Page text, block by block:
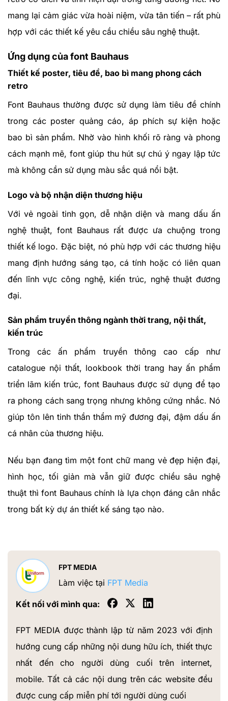
mang lại cảm giác vừa hoài niệm, vừa tân tiến – rất phù
hợp với các thiết kế yêu cầu chiều sâu nghệ thuật.
Ứng dụng của font Bauhaus
Thiết kế poster, tiêu đề, bao bì mang phong cách
retro
Font Bauhaus thường được sử dụng làm tiêu đề chính
trong các poster quảng cáo, áp phích sự kiện hoặc
bao bì sản phẩm. Nhờ vào hình khối rõ ràng và phong
cách mạnh mẽ, font giúp thu hút sự chú ý ngay lập tức
mà không cần sử dụng màu sắc quá nổi bật.
Logo và bộ nhận diện thương hiệu
Với vẻ ngoài tinh gọn, dễ nhận diện và mang dấu ấn
nghệ thuật, font Bauhaus rất được ưa chuộng trong
thiết kế logo. Đặc biệt, nó phù hợp với các thương hiệu
mang định hướng sáng tạo, cá tính hoặc có liên quan
đến lĩnh vực công nghệ, kiến trúc, nghệ thuật đương
đại.
Sản phẩm truyền thông ngành thời trang, nội thất,
kiến trúc
Trong các ấn phẩm truyền thông cao cấp như
catalogue nội thất, lookbook thời trang hay ấn phẩm
triển lãm kiến trúc, font Bauhaus được sử dụng để tạo
ra phong cách sang trọng nhưng không cứng nhắc. Nó
giúp tôn lên tinh thần thẩm mỹ đương đại, đậm dấu ấn
cá nhân của thương hiệu.
Nếu bạn đang tìm một font chữ mang vẻ đẹp hiện đại,
hình học, tối giản mà vẫn giữ được chiều sâu nghệ
thuật thì font Bauhaus chính là lựa chọn đáng cân nhắc
trong bất kỳ dự án thiết kế sáng tạo nào.
FPT MEDIA
Làm việc tại FPT Media
Kết nối với mình qua:
FPT MEDIA được thành lập từ năm 2023 với định
hướng cung cấp những nội dung hữu ích, thiết thực
nhất đến cho người dùng cuối trên internet,
mobile. Tất cả các nội dung trên các website đều
được cung cấp miễn phí tới người dùng cuối